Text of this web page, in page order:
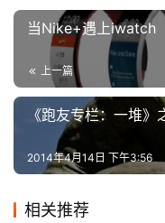
当Nike+遇上iwatch
上一篇
《跑友专栏：一堆》
2014年4月14日 下午3:56
相关推荐